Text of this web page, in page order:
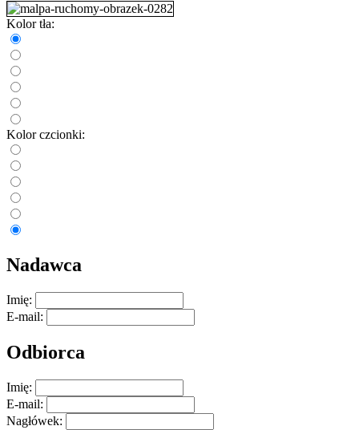
Kolor tła:
Kolor czcionki:
Nadawca
Imię:
E-mail:
Odbiorca
Imię:
E-mail:
Nagłówek: